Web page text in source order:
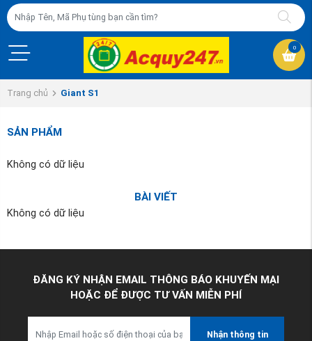
0
Trang chủ Giant S1
SẢN PHẨM
Không có dữ liệu
BÀI VIẾT
Không có dữ liệu
ĐĂNG KÝ NHẬN EMAIL THÔNG BÁO KHUYẾN MẠI
HOẶC ĐỂ ĐƯỢC TƯ VẤN MIỄN PHÍ
Nhận thông tin